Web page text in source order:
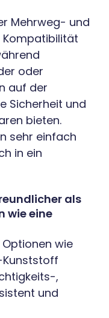
Mehrweg- und
oder
auf der
Sicherheit und
bieten.
sehr einfach
in ein
als
wie eine
wie
,
und